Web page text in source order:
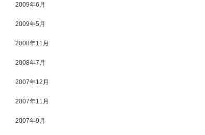
2009年6月
2009年5月
2008年11月
2008年7月
2007年12月
2007年11月
2007年9月